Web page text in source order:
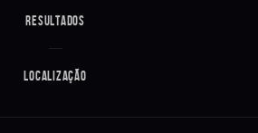
Resultados
Localização